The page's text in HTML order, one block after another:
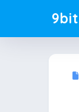
9bit